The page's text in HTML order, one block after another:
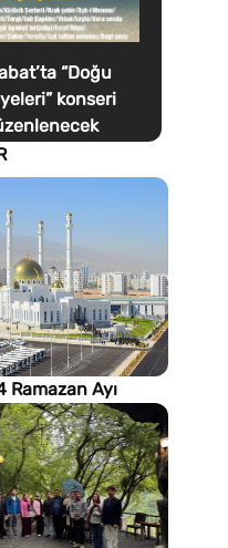
“Doğu
konseri
Ramazan Ayı
(Türkmenistan)